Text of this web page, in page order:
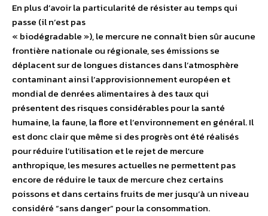
En plus d’avoir la particularité de résister au temps qui
passe (il n’est pas
« biodégradable »), le mercure ne connaît bien sûr aucune
frontière nationale ou régionale, ses émissions se
déplacent sur de longues distances dans l’atmosphère
contaminant ainsi l’approvisionnement européen et
mondial de denrées alimentaires à des taux qui
présentent des risques considérables pour la santé
humaine, la faune, la flore et l’environnement en général. Il
est donc clair que même si des progrès ont été réalisés
pour réduire l’utilisation et le rejet de mercure
anthropique, les mesures actuelles ne permettent pas
encore de réduire le taux de mercure chez certains
poissons et dans certains fruits de mer jusqu’à un niveau
considéré “sans danger” pour la consommation.